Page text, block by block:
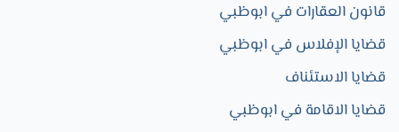
قانون العقارات في ابوظبي
قضايا الإفلاس في ابوظبي
قضايا الاستئناف
قضايا الاقامة في ابوظبي